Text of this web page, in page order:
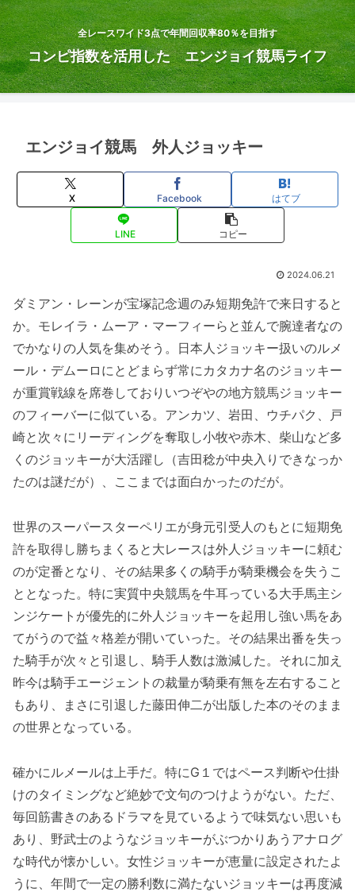
全レースワイド3点で年間回収率80％を目指す
コンピ指数を活用した エンジョイ競馬ライフ
エンジョイ競馬 外人ジョッキー
X Facebook はてブ
LINE コピー
2024.06.21
ダミアン・レーンが宝塚記念週のみ短期免許で来日すると
か。モレイラ・ムーア・マーフィーらと並んで腕達者なの
でかなりの人気を集めそう。日本人ジョッキー扱いのルメ
ール・デムーロにとどまらず常にカタカナ名のジョッキー
が重賞戦線を席巻しておりいつぞやの地方競馬ジョッキー
のフィーバーに似ている。アンカツ、岩田、ウチパク、戸
崎と次々にリーディングを奪取し小牧や赤木、柴山など多
くのジョッキーが大活躍し（吉田稔が中央入りできなっか
たのは謎だが）、ここまでは面白かったのだが。
世界のスーパースターペリエが身元引受人のもとに短期免
許を取得し勝ちまくると大レースは外人ジョッキーに頼む
のが定番となり、その結果多くの騎手が騎乗機会を失うこ
ととなった。特に実質中央競馬を牛耳っている大手馬主シ
ンジケートが優先的に外人ジョッキーを起用し強い馬をあ
てがうので益々格差が開いていった。その結果出番を失っ
た騎手が次々と引退し、騎手人数は激減した。それに加え
昨今は騎手エージェントの裁量が騎乗有無を左右すること
もあり、まさに引退した藤田伸二が出版した本のそのまま
の世界となっている。
確かにルメールは上手だ。特にG１ではペース判断や仕掛
けのタイミングなど絶妙で文句のつけようがない。ただ、
毎回筋書きのあるドラマを見ているようで味気ない思いも
あり、野武士のようなジョッキーがぶつかりあうアナログ
な時代が懐かしい。女性ジョッキーが恵量に設定されたよ
うに、年間で一定の勝利数に満たないジョッキーは再度減